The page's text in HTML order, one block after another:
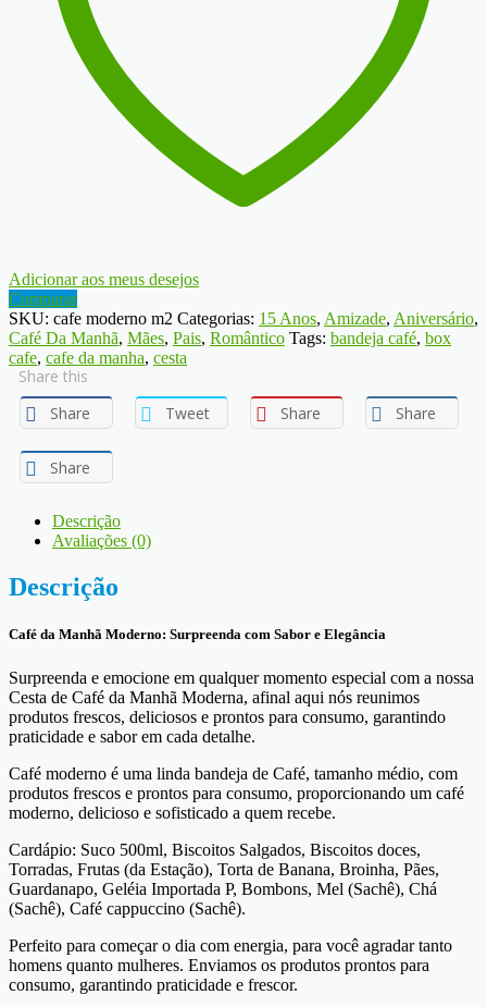
Adicionar aos meus desejos
Comparar
SKU: cafe moderno m2 Categorias: 15 Anos, Amizade, Aniversário,
Café Da Manhã, Mães, Pais, Romântico Tags: bandeja café, box
cafe, cafe da manha, cesta
Share this
Share
Tweet Share Share
Share
Descrição
Avaliações (0)
Descrição
Café da Manhã Moderno: Surpreenda com Sabor e Elegância
Surpreenda e emocione em qualquer momento especial com a nossa
Cesta de Café da Manhã Moderna, afinal aqui nós reunimos
produtos frescos, deliciosos e prontos para consumo, garantindo
praticidade e sabor em cada detalhe.
Café moderno é uma linda bandeja de Café, tamanho médio, com
produtos frescos e prontos para consumo, proporcionando um café
moderno, delicioso e sofisticado a quem recebe.
Cardápio: Suco 500ml, Biscoitos Salgados, Biscoitos doces,
Torradas, Frutas (da Estação), Torta de Banana, Broinha, Pães,
Guardanapo, Geléia Importada P, Bombons, Mel (Sachê), Chá
(Sachê), Café cappuccino (Sachê).
Perfeito para começar o dia com energia, para você agradar tanto
homens quanto mulheres. Enviamos os produtos prontos para
consumo, garantindo praticidade e frescor.